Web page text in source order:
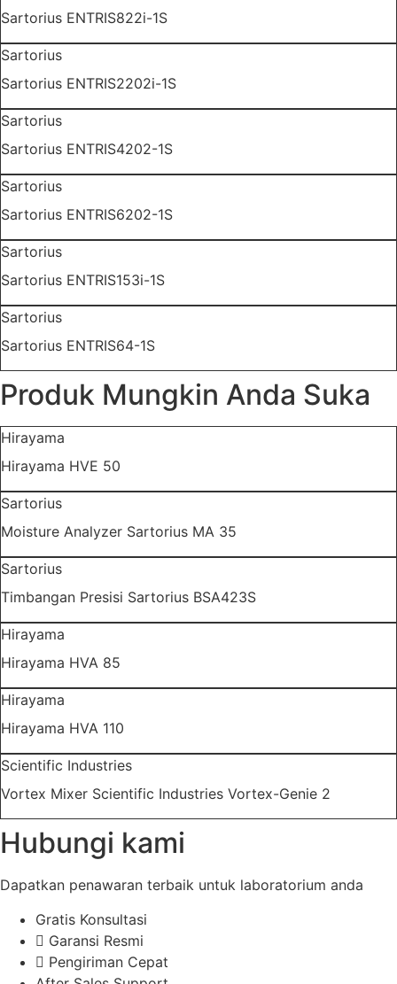
Sartorius ENTRIS822i-1S
Sartorius
Sartorius ENTRIS2202i-1S
Sartorius
Sartorius ENTRIS4202-1S
Sartorius
Sartorius ENTRIS6202-1S
Sartorius
Sartorius ENTRIS153i-1S
Sartorius
Sartorius ENTRIS64-1S
Produk Mungkin Anda Suka
Hirayama
Hirayama HVE 50
Sartorius
Moisture Analyzer Sartorius MA 35
Sartorius
Timbangan Presisi Sartorius BSA423S
Hirayama
Hirayama HVA 85
Hirayama
Hirayama HVA 110
Scientific Industries
Vortex Mixer Scientific Industries Vortex-Genie 2
Hubungi kami
Dapatkan penawaran terbaik untuk laboratorium anda
Gratis Konsultasi
Garansi Resmi
Pengiriman Cepat